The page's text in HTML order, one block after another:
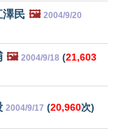
澤民 🖼️ 2004/9/20
🖼️ 2004/9/18 (21,603
2004/9/17 (20,960次)